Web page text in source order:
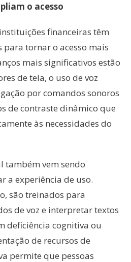
o acesso
financeiras têm
para tornar o acesso mais
mais significativos estão
de tela, o uso de voz
por comandos sonoros
de contraste dinâmico que
às necessidades do
também vem sendo
a experiência de uso.
são treinados para
de voz e interpretar textos
deficiência cognitiva ou
de recursos de
permite que pessoas